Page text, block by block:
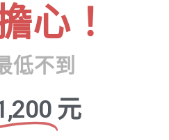
心！
低不到
元